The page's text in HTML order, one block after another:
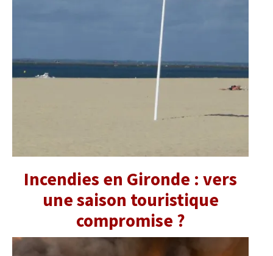
Incendies en Gironde : vers
une saison touristique
compromise ?